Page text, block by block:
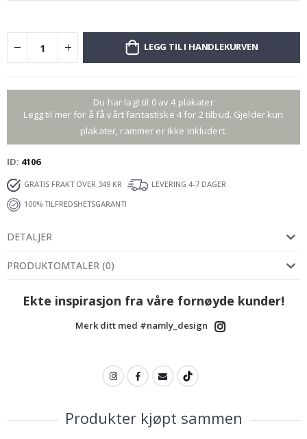
LEGG TIL I HANDLEKURVEN
Du har lagt til 0 av 4 plakater
Legg til mer for å få vårt fantastiske 4 for 2 tilbud. Gjelder kun
plakater, rammer er ikke inkludert.
ID 4106
GRATIS FRAKT OVER 349 KR
LEVERING 4-7 DAGER
100% TILFREDSHETSGARANTI
DETALJER
PRODUKTOMTALER (0)
Ekte inspirasjon fra våre fornøyde kunder!
Merk ditt med #namly_design
Produkter kjøpt sammen